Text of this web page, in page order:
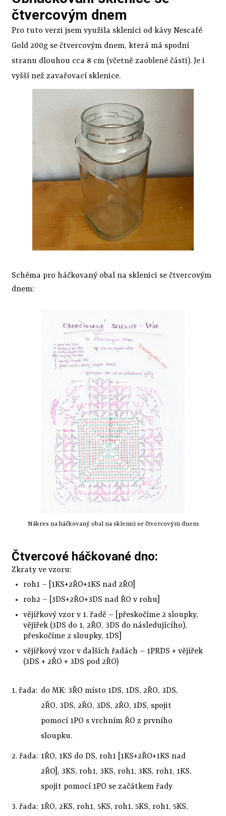
čtvercovým dnem
Pro tuto verzi jsem využila sklenici od kávy Nescafé
Gold 200g se čtvercovým dnem, která má spodní
stranu dlouhou cca 8 cm (včetně zaoblené části). Je i
vyšší než zavařovací sklenice.
Schéma pro háčkovaný obal na sklenici se čtvercovým
dnem:
Nákres na háčkovaný obal na sklenici se čtvercovým dnem
Čtvercové háčkované dno:
Zkraty ve vzoru:
roh1 – [1KS+2ŘO+1KS nad 2ŘO]
roh2 – [3DS+2ŘO+3DS nad ŘO v rohu]
vějířkový vzor v 1. řadě – [přeskočíme 2 sloupky,
vějířek (3DS do 1, 2ŘO, 3DS do následujícího),
přeskočíme 2 sloupky, 1DS]
vějířkový vzor v dalších řadách – 1PRDS + vějířek
(3DS + 2ŘO + 3DS pod 2ŘO)
1. řada: do MK: 3ŘO místo 1DS, 1DS, 2ŘO, 3DS,
2ŘO, 3DS, 2ŘO, 3DS, 2ŘO, 1DS, spojit
pomocí 1PO s vrchním ŘO z prvního
sloupku.
2. řada: 1ŘO, 1KS do DS, roh1 [1KS+2ŘO+1KS nad
2ŘO], 3KS, roh1, 3KS, roh1, 3KS, roh1, 1KS,
spojit pomocí 1PO se začátkem řady
3. řada: 1ŘO, 2KS, roh1, 5KS, roh1, 5KS, roh1, 5KS,